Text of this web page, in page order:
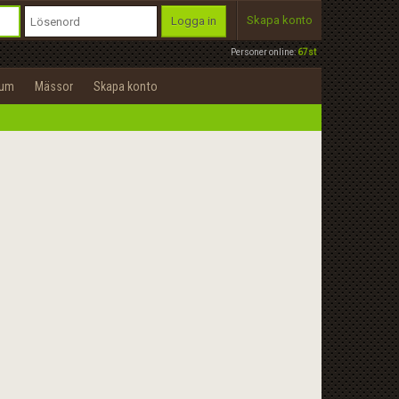
Personer online:67st
Logga in Skapa konto
Mässor Skapa konto